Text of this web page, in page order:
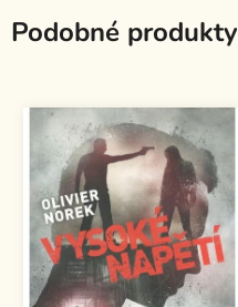
Podobné produkty